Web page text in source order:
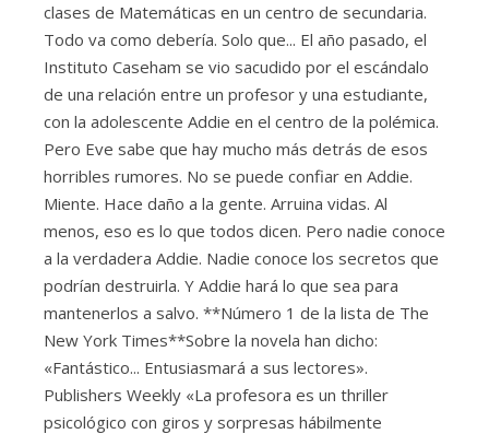
clases de Matemáticas en un centro de secundaria.
Todo va como debería. Solo que... El año pasado, el
Instituto Caseham se vio sacudido por el escándalo
de una relación entre un profesor y una estudiante,
con la adolescente Addie en el centro de la polémica.
Pero Eve sabe que hay mucho más detrás de esos
horribles rumores. No se puede confiar en Addie.
Miente. Hace daño a la gente. Arruina vidas. Al
menos, eso es lo que todos dicen. Pero nadie conoce
a la verdadera Addie. Nadie conoce los secretos que
podrían destruirla. Y Addie hará lo que sea para
mantenerlos a salvo. **Número 1 de la lista de The
New York Times**Sobre la novela han dicho:
«Fantástico... Entusiasmará a sus lectores».
Publishers Weekly «La profesora es un thriller
psicológico con giros y sorpresas hábilmente